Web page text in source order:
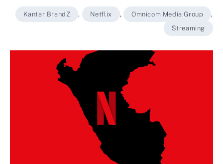
Kantar BrandZ , Netflix , Omnicom Media Group
,
Streaming